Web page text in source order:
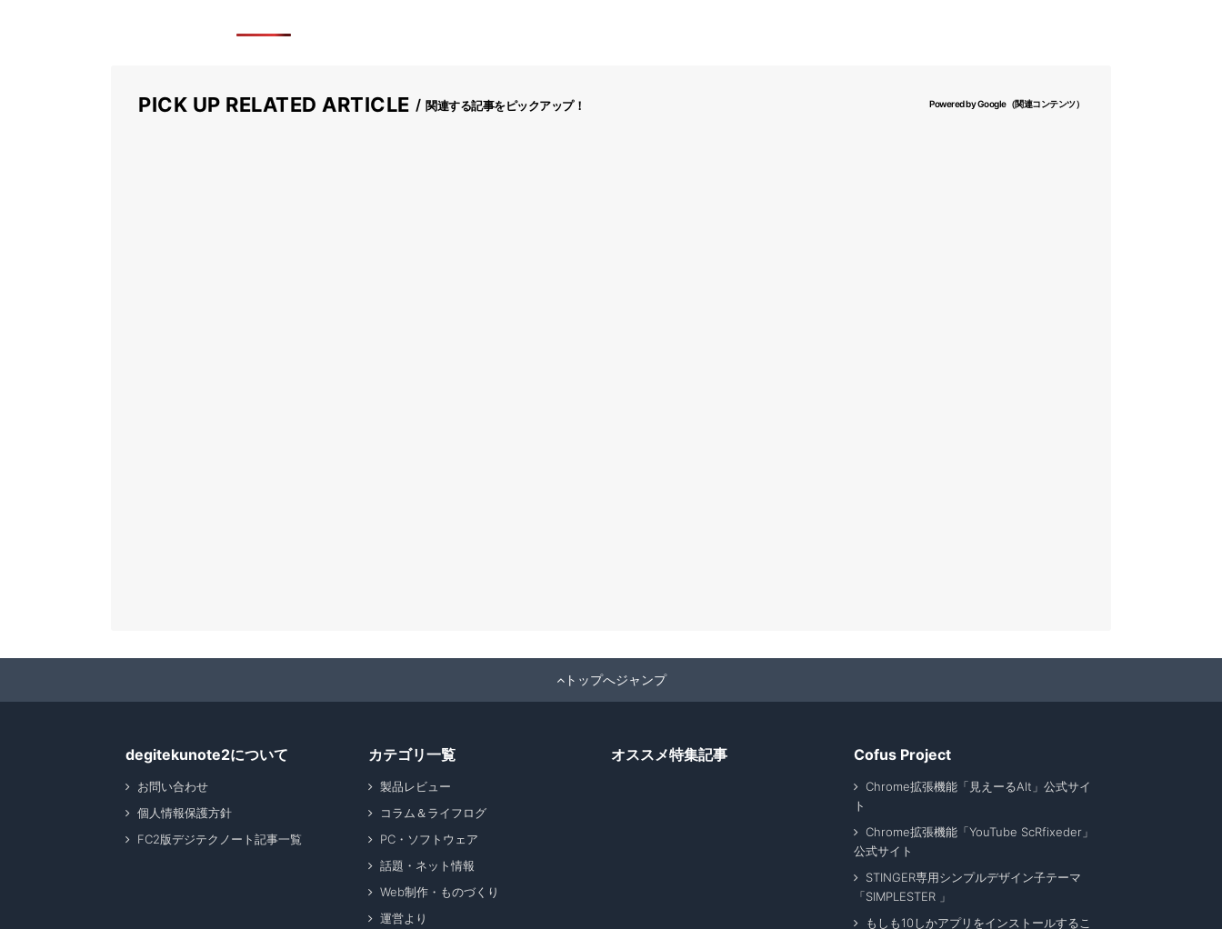
PICK UP RELATED ARTICLE 関連する記事をピックアップ！ Powered by Google（関連コンテンツ）
トップへジャンプ
degitekunote2について
お問い合わせ
個人情報保護方針
FC2版デジテクノート記事一覧
カテゴリ一覧
製品レビュー
コラム＆ライフログ
PC・ソフトウェア
話題・ネット情報
Web制作・ものづくり
運営より
オススメ特集記事 Cofus Project
Chrome拡張機能「見えーるAlt」公式サイ
ト
Chrome拡張機能「YouTube ScRfixeder」
公式サイト
STINGER専用シンプルデザイン子テーマ
「SIMPLESTER 」
もしも10しかアプリをインストールするこ